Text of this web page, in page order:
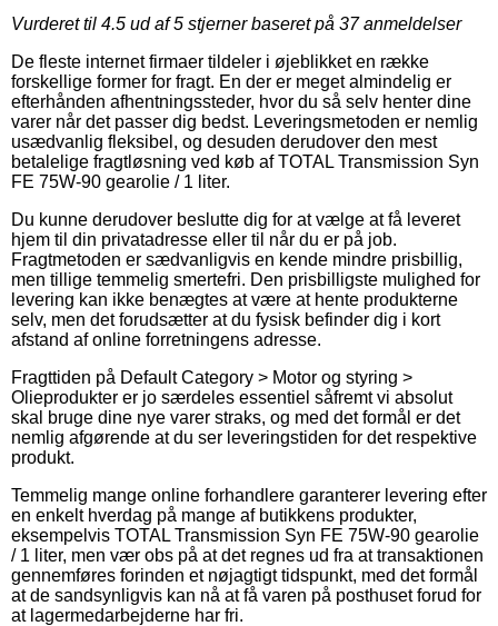
Vurderet til 4.5 ud af 5 stjerner baseret på 37anmeldelser
De fleste internet firmaer tildeler i øjeblikket en række
forskellige former for fragt. En der er meget almindelig er
efterhånden afhentningssteder, hvor du så selv henter dine
varer når det passer dig bedst. Leveringsmetoden er nemlig
usædvanlig fleksibel, og desuden derudover den mest
betalelige fragtløsning ved køb af TOTAL Transmission Syn
FE 75W-90 gearolie / 1 liter.
Du kunne derudover beslutte dig for at vælge at få leveret
hjem til din privatadresse eller til når du er på job.
Fragtmetoden er sædvanligvis en kende mindre prisbillig,
men tillige temmelig smertefri. Den prisbilligste mulighed for
levering kan ikke benægtes at være at hente produkterne
selv, men det forudsætter at du fysisk befinder dig i kort
afstand af online forretningens adresse.
Fragttiden på Default Category > Motor og styring >
Olieprodukter er jo særdeles essentiel såfremt vi absolut
skal bruge dine nye varer straks, og med det formål er det
nemlig afgørende at du ser leveringstiden for det respektive
produkt.
Temmelig mange online forhandlere garanterer levering efter
en enkelt hverdag på mange af butikkens produkter,
eksempelvis TOTAL Transmission Syn FE 75W-90 gearolie
/ 1 liter, men vær obs på at det regnes ud fra at transaktionen
gennemføres forinden et nøjagtigt tidspunkt, med det formål
at de sandsynligvis kan nå at få varen på posthuset forud for
at lagermedarbejderne har fri.